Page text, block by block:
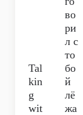
Tal
kin
g
wit
во
ри
л с
то
бо
й
лё
жа